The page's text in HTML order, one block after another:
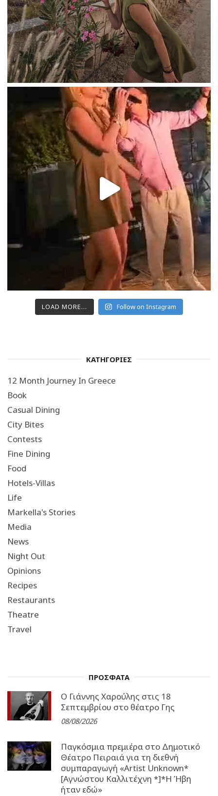
LOAD MORE... Follow on Instagram
ΚΑΤΗΓΟΡΙΕΣ
12 Month Journey In Greece
Book
Casual Dining
City Bites
Contests
Fine Dining
Food
Hotels-Villas
Life
Markella's Stories
Media
News
Night Out
Opinions
Recipes
Restaurants
Theatre
Travel
ΠΡΟΣΦΑΤΑ
Ο Γιάννης Χαρούλης στις 18
Σεπτεμβρίου στο θέατρο Γης
08/08/2026
Παγκόσμια πρεμιέρα στο Δημοτικό
Θέατρο Πειραιά για τη διεθνή
συμπαραγωγή «Artist Unknown*
[Αγνώστου Καλλιτέχνη *]*Η Ήβη
ήταν εδώ»